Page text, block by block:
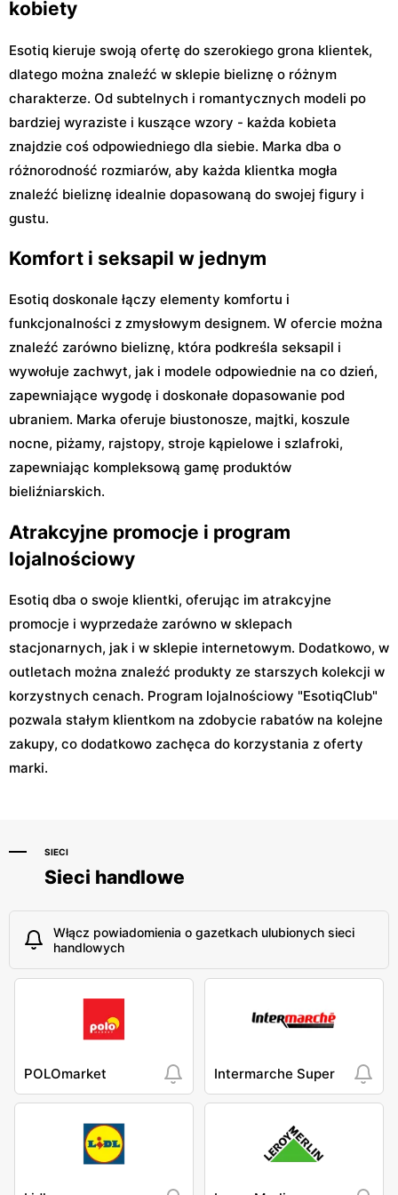
kobiety
Esotiq kieruje swoją ofertę do szerokiego grona klientek,
dlatego można znaleźć w sklepie bieliznę o różnym
charakterze. Od subtelnych i romantycznych modeli po
bardziej wyraziste i kuszące wzory - każda kobieta
znajdzie coś odpowiedniego dla siebie. Marka dba o
różnorodność rozmiarów, aby każda klientka mogła
znaleźć bieliznę idealnie dopasowaną do swojej figury i
gustu.
Komfort i seksapil w jednym
Esotiq doskonale łączy elementy komfortu i
funkcjonalności z zmysłowym designem. W ofercie można
znaleźć zarówno bieliznę, która podkreśla seksapil i
wywołuje zachwyt, jak i modele odpowiednie na co dzień,
zapewniające wygodę i doskonałe dopasowanie pod
ubraniem. Marka oferuje biustonosze, majtki, koszule
nocne, piżamy, rajstopy, stroje kąpielowe i szlafroki,
zapewniając kompleksową gamę produktów
bieliźniarskich.
Atrakcyjne promocje i program
lojalnościowy
Esotiq dba o swoje klientki, oferując im atrakcyjne
promocje i wyprzedaże zarówno w sklepach
stacjonarnych, jak i w sklepie internetowym. Dodatkowo, w
outletach można znaleźć produkty ze starszych kolekcji w
korzystnych cenach. Program lojalnościowy "EsotiqClub"
pozwala stałym klientkom na zdobycie rabatów na kolejne
zakupy, co dodatkowo zachęca do korzystania z oferty
marki.
SIECI
Sieci handlowe
Włącz powiadomienia o gazetkach ulubionych sieci
handlowych
POLOmarket Intermarche Super